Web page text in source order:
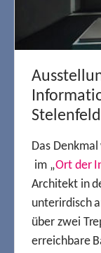
Das
im „Ort der
Architekt in
unterirdisch
über zwei
erreichbare